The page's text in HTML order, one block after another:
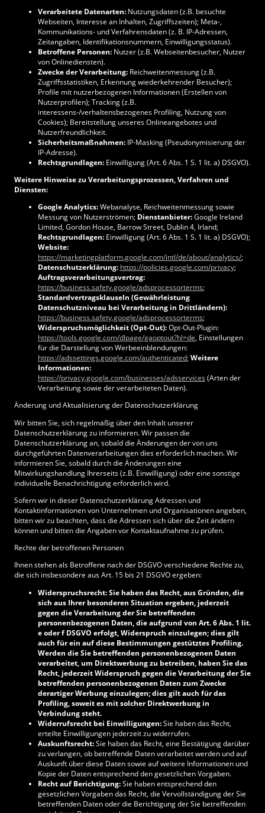
Verarbeitete Datenarten: Nutzungsdaten (z.B. besuchte
Webseiten, Interesse an Inhalten, Zugriffszeiten); Meta-,
Kommunikations- und Verfahrensdaten (z. B. IP-Adressen,
Zeitangaben, Identifikationsnummern, Einwilligungsstatus).
Betroffene Personen: Nutzer (z.B. Webseitenbesucher, Nutzer
von Onlinediensten).
Zwecke der Verarbeitung: Reichweitenmessung (z.B.
Zugriffsstatistiken, Erkennung wiederkehrender Besucher);
Profile mit nutzerbezogenen Informationen (Erstellen von
Nutzerprofilen); Tracking (z.B.
interessens-/verhaltensbezogenes Profiling, Nutzung von
Cookies); Bereitstellung unseres Onlineangebotes und
Nutzerfreundlichkeit.
Sicherheitsmaßnahmen: IP-Masking (Pseudonymisierung der
IP-Adresse).
Rechtsgrundlagen: Einwilligung (Art. 6 Abs. 1 S. 1 lit. a) DSGVO).
Weitere Hinweise zu Verarbeitungsprozessen, Verfahren und
Diensten:
Google Analytics:Webanalyse, Reichweitenmessung sowie
Messung von Nutzerströmen; Dienstanbieter:Google Ireland
Limited, Gordon House, Barrow Street, Dublin 4, Irland;
Rechtsgrundlagen: Einwilligung (Art. 6 Abs. 1 S. 1 lit. a) DSGVO);
Website:
https://marketingplatform.google.com/intl/de/about/analytics/;
Datenschutzerklärung: https://policies.google.com/privacy;
Auftragsverarbeitungsvertrag:
https://business.safety.google/adsprocessorterms;
Standardvertragsklauseln (Gewährleistung
Datenschutzniveau bei Verarbeitung in Drittländern):
https://business.safety.google/adsprocessorterms;
Widerspruchsmöglichkeit (Opt-Out):Opt-Out-Plugin:
https://tools.google.com/dlpage/gaoptout?hl=de, Einstellungen
für die Darstellung von Werbeeinblendungen:
https://adssettings.google.com/authenticated;Weitere
Informationen:
https://privacy.google.com/businesses/adsservices (Arten der
Verarbeitung sowie der verarbeiteten Daten).
Änderung und Aktualisierung der Datenschutzerklärung
Wir bitten Sie, sich regelmäßig über den Inhalt unserer
Datenschutzerklärung zu informieren. Wir passen die
Datenschutzerklärung an, sobald die Änderungen der von uns
durchgeführten Datenverarbeitungen dies erforderlich machen. Wir
informieren Sie, sobald durch die Änderungen eine
Mitwirkungshandlung Ihrerseits (z.B. Einwilligung) oder eine sonstige
individuelle Benachrichtigung erforderlich wird.
Sofern wir in dieser Datenschutzerklärung Adressen und
Kontaktinformationen von Unternehmen und Organisationen angeben,
bitten wir zu beachten, dass die Adressen sich über die Zeit ändern
können und bitten die Angaben vor Kontaktaufnahme zu prüfen.
Rechte der betroffenen Personen
Ihnen stehen als Betroffene nach der DSGVO verschiedene Rechte zu,
die sich insbesondere aus Art. 15 bis 21 DSGVO ergeben:
Widerspruchsrecht: Sie haben das Recht, aus Gründen, die
sich aus Ihrer besonderen Situation ergeben, jederzeit
gegen die Verarbeitung der Sie betreffenden
personenbezogenen Daten, die aufgrund von Art. 6 Abs. 1 lit.
e oder f DSGVO erfolgt, Widerspruch einzulegen; dies gilt
auch für ein auf diese Bestimmungen gestütztes Profiling.
Werden die Sie betreffenden personenbezogenen Daten
verarbeitet, um Direktwerbung zu betreiben, haben Sie das
Recht, jederzeit Widerspruch gegen die Verarbeitung der Sie
betreffenden personenbezogenen Daten zum Zwecke
derartiger Werbung einzulegen; dies gilt auch für das
Profiling, soweit es mit solcher Direktwerbung in
Verbindung steht.
Widerrufsrecht bei Einwilligungen:Sie haben das Recht,
erteilte Einwilligungen jederzeit zu widerrufen.
Auskunftsrecht:Sie haben das Recht, eine Bestätigung darüber
zu verlangen, ob betreffende Daten verarbeitet werden und auf
Auskunft über diese Daten sowie auf weitere Informationen und
Kopie der Daten entsprechend den gesetzlichen Vorgaben.
Recht auf Berichtigung:Sie haben entsprechend den
gesetzlichen Vorgaben das Recht, die Vervollständigung der Sie
betreffenden Daten oder die Berichtigung der Sie betreffenden